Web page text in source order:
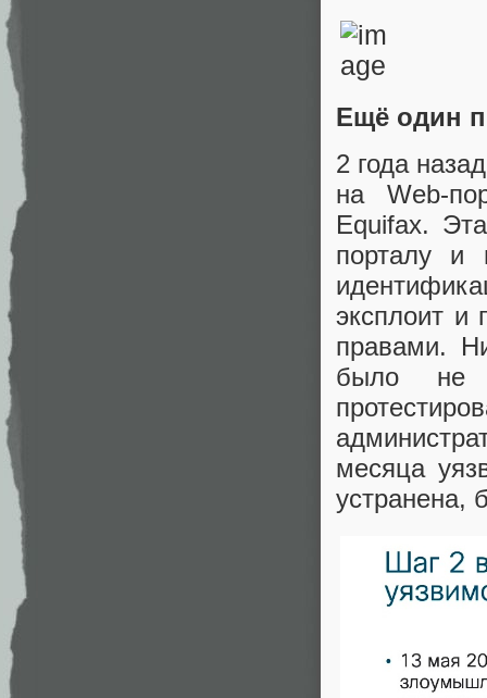
Ещё один
2 года
на Web-
Equifax.
порталу и
эксплоит и
правами.
было не
месяца
устранена,